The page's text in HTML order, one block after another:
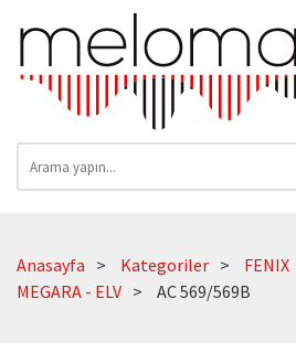
Anasayfa Kategoriler FENIX
MEGARA - ELV
AC 569/569B